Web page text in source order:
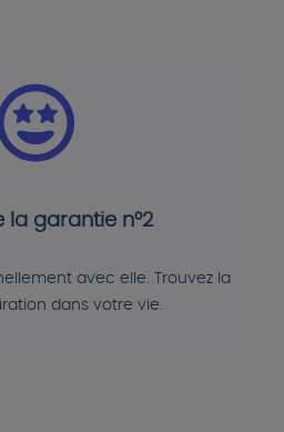
la garantie n°2
avec elle. Trouvez la
dans votre vie.